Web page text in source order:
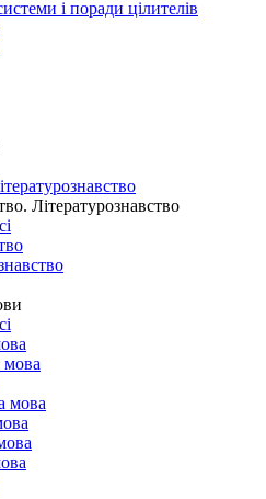
і поради цілителів
Літературознавство
мова
мова